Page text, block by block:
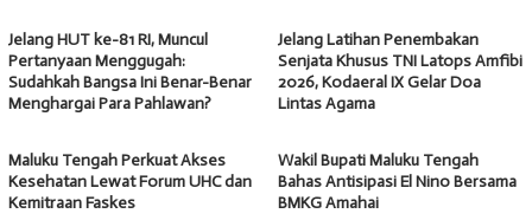
Jelang HUT ke-81 RI, Muncul
Pertanyaan Menggugah:
Sudahkah Bangsa Ini Benar-Benar
Menghargai Para Pahlawan?
Jelang Latihan Penembakan
Senjata Khusus TNI Latops Amfibi
2026, Kodaeral IX Gelar Doa
Lintas Agama
Maluku Tengah Perkuat Akses
Kesehatan Lewat Forum UHC dan
Kemitraan Faskes
Wakil Bupati Maluku Tengah
Bahas Antisipasi El Nino Bersama
BMKG Amahai